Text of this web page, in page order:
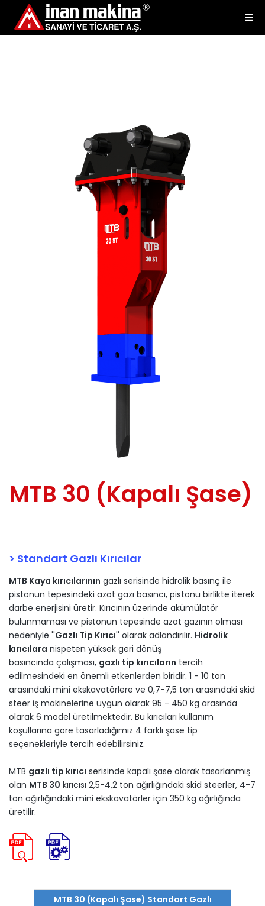
MTB 30 (Kapalı Şase)
> Standart Gazlı Kırıcılar
MTB Kaya kırıcılarının gazlı serisinde hidrolik basınç ile
pistonun tepesindeki azot gazı basıncı, pistonu birlikte iterek
darbe enerjisini üretir. Kırıcının üzerinde akümülatör
bulunmaması ve pistonun tepesinde azot gazının olması
nedeniyle ''Gazlı Tip Kırıcı'' olarak adlandırılır. Hidrolik
kırıcılara nispeten yüksek geri dönüş
basıncında çalışması, gazlı tip kırıcıların tercih
edilmesindeki en önemli etkenlerden biridir. 1 - 10 ton
arasındaki mini ekskavatörlere ve 0,7-7,5 ton arasındaki skid
steer iş makinelerine uygun olarak 95 - 450 kg arasında
olarak 6 model üretilmektedir. Bu kırıcıları kullanım
koşullarına göre tasarladığımız 4 farklı şase tip
seçenekleriyle tercih edebilirsiniz.
MTB gazlı tip kırıcı serisinde kapalı şase olarak tasarlanmış
olan MTB 30 kırıcısı 2,5-4,2 ton ağırlığındaki skid steerler, 4-7
ton ağırlığındaki mini ekskavatörler için 350 kg ağırlığında
üretilir.
MTB 30 (Kapalı Şase) Standart Gazlı